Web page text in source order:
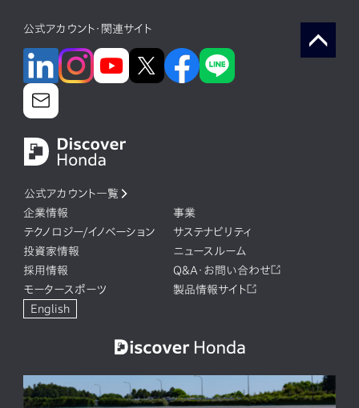
公式アカウント・関連サイト
公式アカウント一覧
企業情報
事業
テクノロジー/イノベーション
サステナビリティ
投資家情報
ニュースルーム
採用情報
Q&A・お問い合わせ
モータースポーツ
製品情報サイト
English